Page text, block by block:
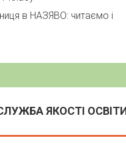
в НАЗЯВО: читаємо і
ЯКОСТІ